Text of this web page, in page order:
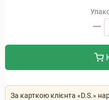
За карткою клієнта «D.S.»